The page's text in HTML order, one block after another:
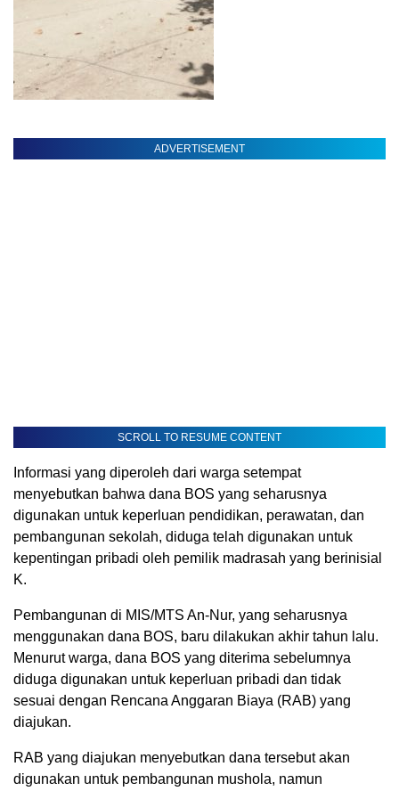
ADVERTISEMENT
SCROLL TO RESUME CONTENT
Informasi yang diperoleh dari warga setempat
menyebutkan bahwa dana BOS yang seharusnya
digunakan untuk keperluan pendidikan, perawatan, dan
pembangunan sekolah, diduga telah digunakan untuk
kepentingan pribadi oleh pemilik madrasah yang berinisial
K.
Pembangunan di MIS/MTS An-Nur, yang seharusnya
menggunakan dana BOS, baru dilakukan akhir tahun lalu.
Menurut warga, dana BOS yang diterima sebelumnya
diduga digunakan untuk keperluan pribadi dan tidak
sesuai dengan Rencana Anggaran Biaya (RAB) yang
diajukan.
RAB yang diajukan menyebutkan dana tersebut akan
digunakan untuk pembangunan mushola, namun